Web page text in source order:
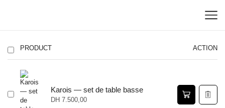
PRODUCT ACTION
Karois — set de table basse
DH 7.500,00